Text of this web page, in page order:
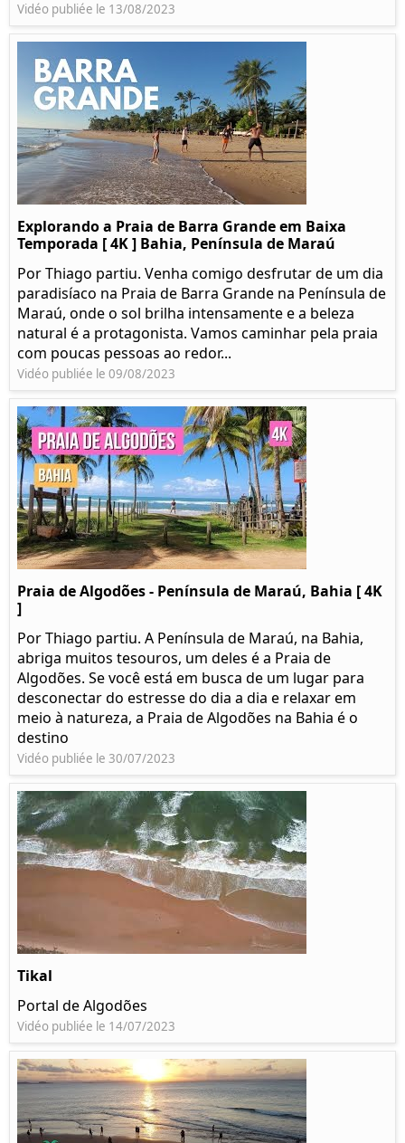
Vidéo publiée le 13/08/2023
Explorando a Praia de Barra Grande em Baixa
Temporada [ 4K ] Bahia, Península de Maraú
Por Thiago partiu. Venha comigo desfrutar de um dia
paradisíaco na Praia de Barra Grande na Península de
Maraú, onde o sol brilha intensamente e a beleza
natural é a protagonista. Vamos caminhar pela praia
com poucas pessoas ao redor...
Vidéo publiée le 09/08/2023
Praia de Algodões - Península de Maraú, Bahia [ 4K
]
Por Thiago partiu. A Península de Maraú, na Bahia,
abriga muitos tesouros, um deles é a Praia de
Algodões. Se você está em busca de um lugar para
desconectar do estresse do dia a dia e relaxar em
meio à natureza, a Praia de Algodões na Bahia é o
destino
Vidéo publiée le 30/07/2023
Tikal
Portal de Algodões
Vidéo publiée le 14/07/2023